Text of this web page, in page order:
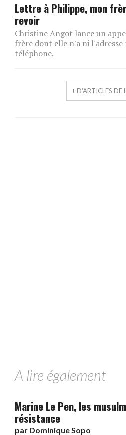
Lettre à Philippe, mon
revoir
Christine Angot lance un
frère dont elle n'a ni l'adresse
téléphone.
+ D'ARTICLES DE
A lire également
Marine Le Pen, les
résistance
par Dominique Sopo